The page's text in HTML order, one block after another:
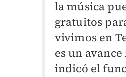
la música
gratuitos
vivimos en
es un
indicó el